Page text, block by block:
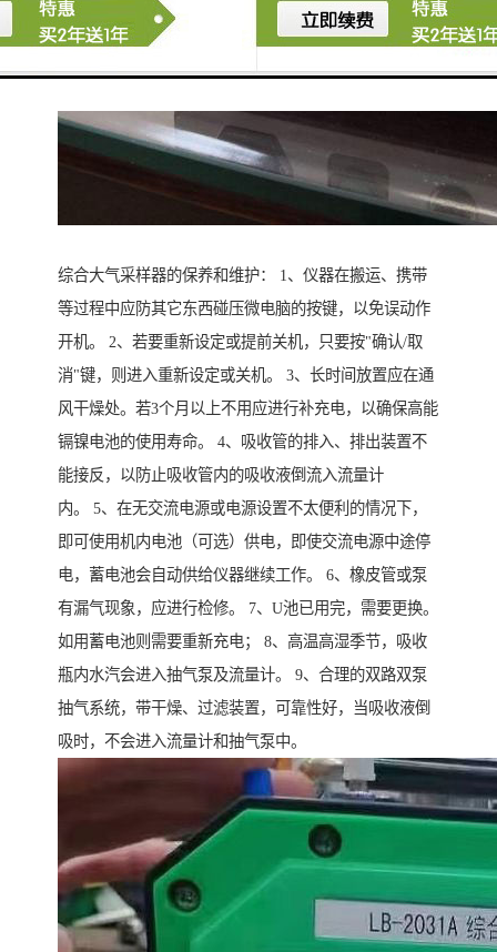
综合大气采样器的保养和维护： 1、仪器在搬运、携带
等过程中应防其它东西碰压微电脑的按键，以免误动作
开机。 2、若要重新设定或提前关机，只要按"确认/取
消"键，则进入重新设定或关机。 3、长时间放置应在通
风干燥处。若3个月以上不用应进行补充电，以确保高能
镉镍电池的使用寿命。 4、吸收管的排入、排出装置不
能接反，以防止吸收管内的吸收液倒流入流量计
内。 5、在无交流电源或电源设置不太便利的情况下，
即可使用机内电池（可选）供电，即使交流电源中途停
电，蓄电池会自动供给仪器继续工作。 6、橡皮管或泵
有漏气现象，应进行检修。 7、U池已用完，需要更换。
如用蓄电池则需要重新充电； 8、高温高湿季节，吸收
瓶内水汽会进入抽气泵及流量计。 9、合理的双路双泵
抽气系统，带干燥、过滤装置，可靠性好，当吸收液倒
吸时，不会进入流量计和抽气泵中。